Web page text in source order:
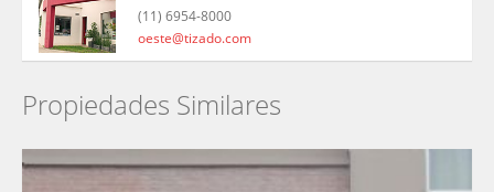
(11) 6954-8000
oeste@tizado.com
Propiedades Similares